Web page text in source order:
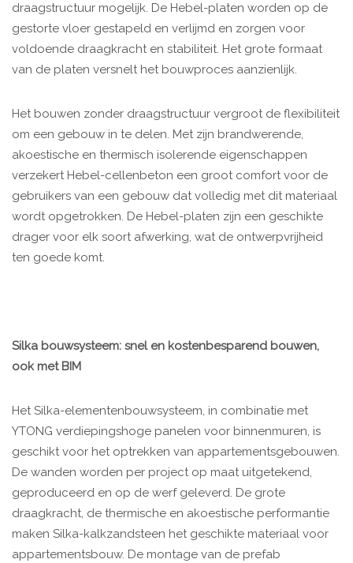
draagstructuur mogelijk. De Hebel-platen worden op de
gestorte vloer gestapeld en verlijmd en zorgen voor
voldoende draagkracht en stabiliteit. Het grote formaat
van de platen versnelt het bouwproces aanzienlijk.
Het bouwen zonder draagstructuur vergroot de flexibiliteit
om een gebouw in te delen. Met zijn brandwerende,
akoestische en thermisch isolerende eigenschappen
verzekert Hebel-cellenbeton een groot comfort voor de
gebruikers van een gebouw dat volledig met dit materiaal
wordt opgetrokken. De Hebel-platen zijn een geschikte
drager voor elk soort afwerking, wat de ontwerpvrijheid
ten goede komt.
Silka bouwsysteem: snel en kostenbesparend bouwen,
ook met BIM
Het Silka-elementenbouwsysteem, in combinatie met
YTONG verdiepingshoge panelen voor binnenmuren, is
geschikt voor het optrekken van appartementsgebouwen.
De wanden worden per project op maat uitgetekend,
geproduceerd en op de werf geleverd. De grote
draagkracht, de thermische en akoestische performantie
maken Silka-kalkzandsteen het geschikte materiaal voor
appartementsbouw. De montage van de prefab